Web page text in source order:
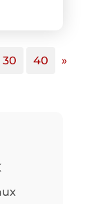
30 40 »